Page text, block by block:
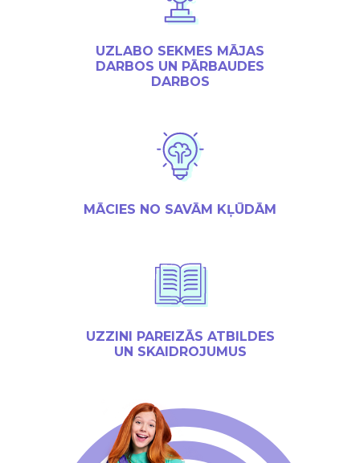
UZLABO SEKMES MĀJAS
DARBOS UN PĀRBAUDES
DARBOS
MĀCIES NO SAVĀM KĻŪDĀM
UZZINI PAREIZĀS ATBILDES
UN SKAIDROJUMUS